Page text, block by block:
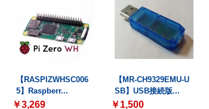
【RASPIZWHSC006
5】Raspberr...
￥3,269
【MR-CH9329EMU-U
SB】USB接続版...
￥1,500